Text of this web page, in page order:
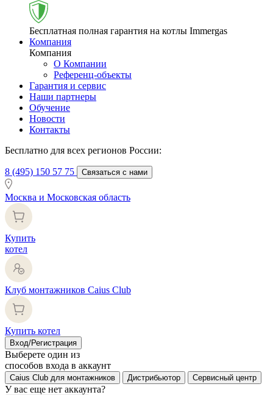
Бесплатная полная гарантия на котлы Immergas
Компания
Компания
О Компании
Референц-объекты
Гарантия и сервис
Наши партнеры
Обучение
Новости
Контакты
Бесплатно для всех регионов России:
8 (495) 150 57 75 Связаться с нами
Москва и Московская область
Купить
котел
Клуб монтажников Caius Club
Купить котел
Вход/Регистрация
Выберете один из
способов входа в аккаунт
Caius Club для монтажников Дистрибьютор Сервисный центр
У вас еще нет аккаунта?